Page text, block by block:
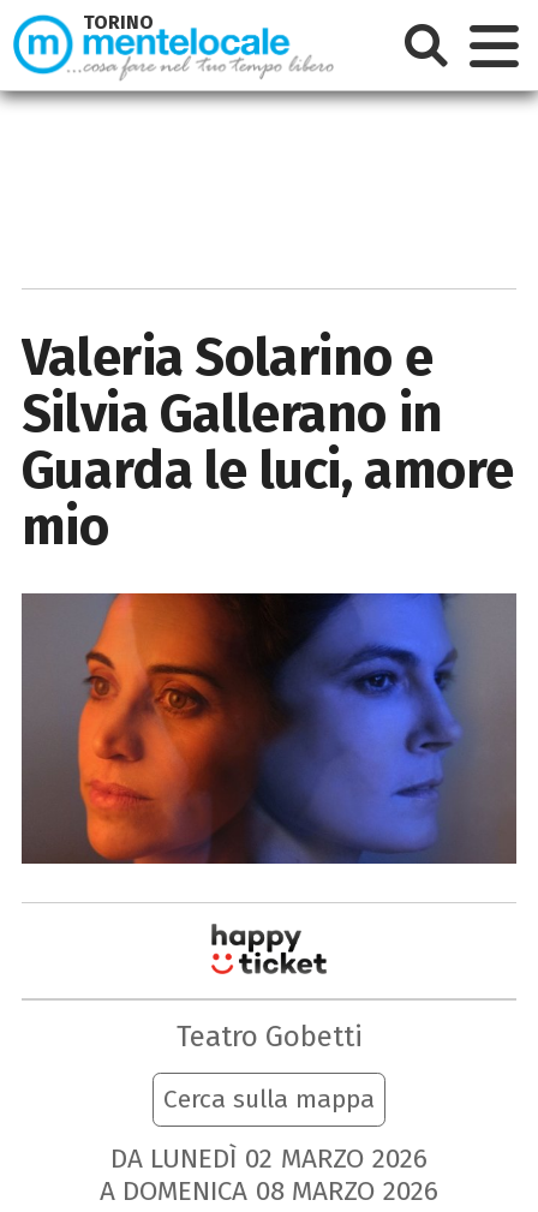
Valeria Solarino e
Silvia Gallerano in
Guarda le luci, amore
mio
Teatro Gobetti
Cerca sulla mappa
DA LUNEDÌ 02 MARZO 2026
A DOMENICA 08 MARZO 2026
TORINO